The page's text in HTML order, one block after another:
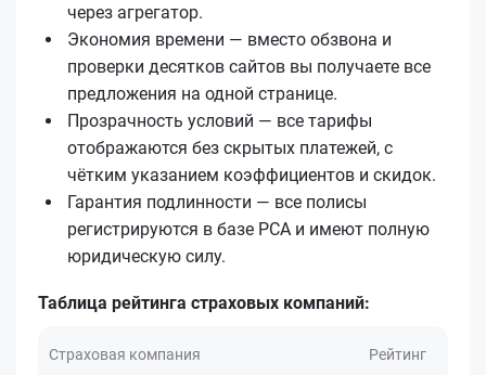
через агрегатор.
Экономия времени — вместо обзвона и
проверки десятков сайтов вы получаете все
предложения на одной странице.
Прозрачность условий — все тарифы
отображаются без скрытых платежей, с
чётким указанием коэффициентов и скидок.
Гарантия подлинности — все полисы
регистрируются в базе РСА и имеют полную
юридическую силу.
Таблица рейтинга страховых компаний:
Страховая компания Рейтинг